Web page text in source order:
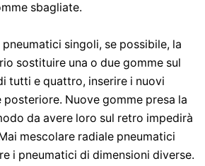
sbagliate.
singoli, se possibile, la
sostituire una o due gomme sul
tutti e quattro, inserire i nuovi
posteriore. Nuove gomme presa la
da avere loro sul retro impedirà
mescolare radiale pneumatici
i pneumatici di dimensioni diverse.